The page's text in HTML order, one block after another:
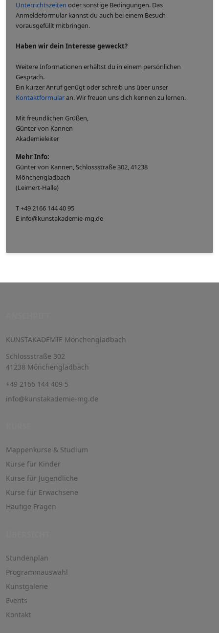
Unterrichtszeiten oder sonstige Bedingungen. Das
Anmeldeformular kannst du auch bei einem Besuch
vorausgefüllt mitbringen.
Haben wir dein Interesse geweckt?
Weitere Informationen erhältst du in einem persönlichen
Gespräch.
Ein kurzer Anruf genügt oder schreib uns über unser
Kontaktformularan. Wir freuen uns dich kennen zu lernen.
Mit freundlichen Grüßen,
Günter von Kannen
Akademieleiter
Mehr Info:
Günter von Kannen, Schlossstraße 302, 41238
Mönchengladbach
(Leimert-Halle)
T +49 2166 144 40 95
E info@kunstakademie-mg.de
KUNSTAKADEMIE Mönchengladbach
Schlossstraße 302
41238 Mönchengladbach
+49 2166 144 409 5
info@kunstakademie-mg.de
Mappenkurse & Studium
Kurse für Kinder
Kurse für Jugendliche
Kurse für Erwachsene
Häufige Fragen
Stundenplan
Programmauswahl
Kunstgalerie
Events
Kontakt